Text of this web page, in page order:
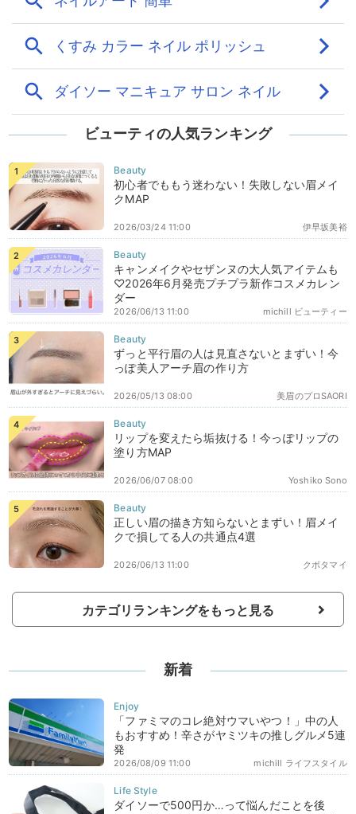
ビューティの人気ランキング
初心者でももう迷わない！失敗しない眉メイ
クMAP
伊早坂美裕
2026/03/24 11:00
キャンメイクやセザンヌの大人気アイテムも
♡2026年6月発売プチプラ新作コスメカレン
ダー
michill ビューティー
2026/06/13 11:00
ずっと平行眉の人は見直さないとまずい！今
っぽ美人アーチ眉の作り方
美眉のプロSAORI
2026/05/13 08:00
リップを変えたら垢抜ける！今っぽリップの
塗り方MAP
Yoshiko Sono
2026/06/07 08:00
正しい眉の描き方知らないとまずい！眉メイ
クで損してる人の共通点4選
クボタマイ
2026/06/13 11:00
カテゴリランキングをもっと見る
新着
「ファミマのコレ絶対ウマいやつ！」中の人
もおすすめ！辛さがヤミツキの推しグルメ5連
発
michill ライフスタイル
2026/08/09 11:00
ダイソーで500円か…って悩んだことを後